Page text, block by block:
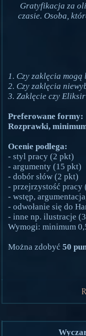
Gratyfikacja za
czasie. Osoba,
1. Czy zaklęcia mogą
2. Czy zaklęcia
3. Zaklęcie czy
Preferowane formy:
Rozprawki,
Ocenie podlega:
- styl pracy (2 pkt)
- argumenty (15 pkt)
- dobór słów (2 pkt)
- przejrzystość pracy
- wstęp,
- odwołanie się do
- inne np. ilustracje
Wymogi: minimum
Można zdobyć 50